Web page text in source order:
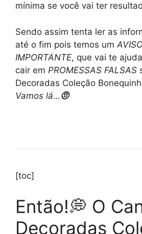
mínima se você vai ter
Sendo assim tenta ler as
até o fim pois temos um
IMPORTANTE, que vai te
cair em PROMESSAS FALSAS
Decoradas Coleção
Vamos lá… 🤨
[toc]
Então!💭 O
Decoradas